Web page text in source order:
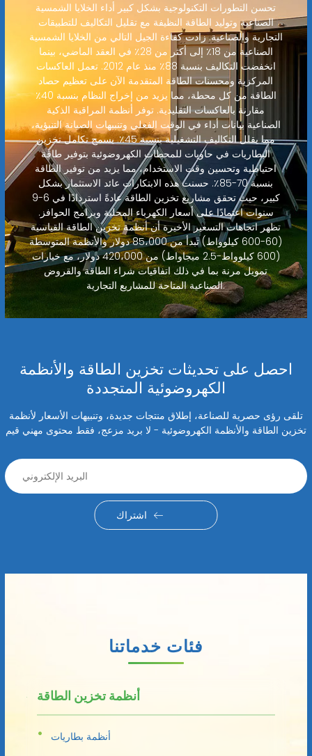
تحسن التطورات التكنولوجية بشكل كبير أداء الخلايا الشمسية
الصناعية وتوليد الطاقة النظيفة مع تقليل التكاليف للتطبيقات
التجارية والصناعية. زادت كفاءة الجيل التالي من الخلايا الشمسية
الصناعية من 18٪ إلى أكثر من 28٪ في العقد الماضي، بينما
انخفضت التكاليف بنسبة 88٪ منذ عام 2012. تعمل العاكسات
المركزية ومحسنات الطاقة المتقدمة الآن على تعظيم حصاد
الطاقة من كل محطة، مما يزيد من إخراج النظام بنسبة 40٪
مقارنة بالعاكسات التقليدية. توفر أنظمة المراقبة الذكية
الصناعية بيانات أداء في الوقت الفعلي وتنبيهات الصيانة التنبؤية،
مما يقلل التكاليف التشغيلية بنسبة 45٪. يسمح تكامل تخزين
البطاريات في حاويات للمحطات الكهروضوئية بتوفير طاقة
احتياطية وتحسين وقت الاستخدام، مما يزيد من توفير الطاقة
بنسبة 70-85٪. حسنت هذه الابتكارات عائد الاستثمار بشكل
كبير، حيث تحقق مشاريع تخزين الطاقة عادةً استردادًا في 6-9
سنوات اعتمادًا على أسعار الكهرباء المحلية وبرامج الحوافز.
تظهر اتجاهات التسعير الأخيرة أن أنظمة تخزين الطاقة القياسية
(60-600 كيلوواط) تبدأ من 85،000 دولار والأنظمة المتوسطة
(600 كيلوواط-2.5 ميجاواط) من 420،000 دولار، مع خيارات
تمويل مرنة بما في ذلك اتفاقيات شراء الطاقة والقروض
الصناعية المتاحة للمشاريع التجارية.
احصل على تحديثات تخزين الطاقة والأنظمة
الكهروضوئية المتجددة
تلقى رؤى حصرية للصناعة، إطلاق منتجات جديدة، وتنبيهات الأسعار لأنظمة
تخزين الطاقة والأنظمة الكهروضوئية - لا بريد مزعج، فقط محتوى مهني قيم
اشتراك
فئات خدماتنا
أنظمة تخزين الطاقة
أنظمة بطاريات